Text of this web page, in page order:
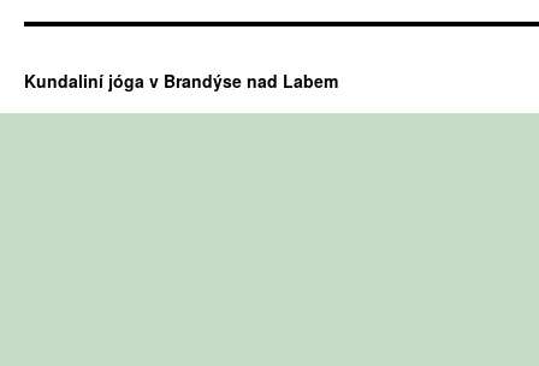
Kundaliní jóga v Brandýse nad Labem